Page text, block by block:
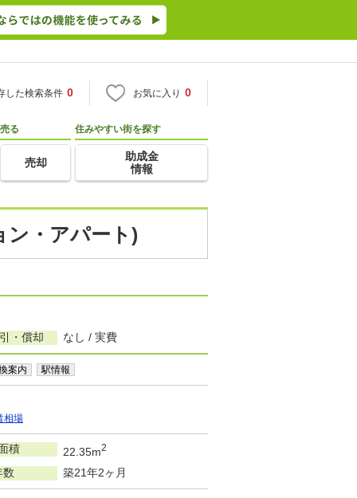
した検索条件 0 お気に入り 0
売る
売却
住みやすい街を探す
助成金
情報
ン・アパート)
・償却 なし / 実費
案内 駅情報
相場
積 22.35m2
数 築21年2ヶ月